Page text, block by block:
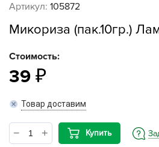
Артикул: 105872
Микориза (пак.10гр.)
Стоимость:
39
Товар доставим
Купить